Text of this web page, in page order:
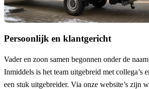
Persoonlijk en klantgericht
Vader en zoon samen begonnen onder de naam
Inmiddels is het team uitgebreid met collega’s
een stuk uitgebreider. Via onze website’s zijn